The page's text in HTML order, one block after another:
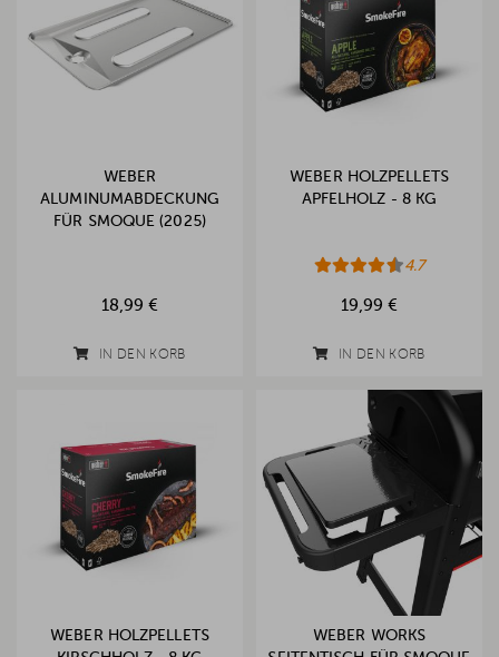
WEBER
ALUMINUMABDECKUNG
FÜR SMOQUE (2025)
18,99 €
IN DEN KORB
WEBER HOLZPELLETS
APFELHOLZ - 8 KG
4.7
19,99 €
IN DEN KORB
WEBER HOLZPELLETS
WEBER WORKS